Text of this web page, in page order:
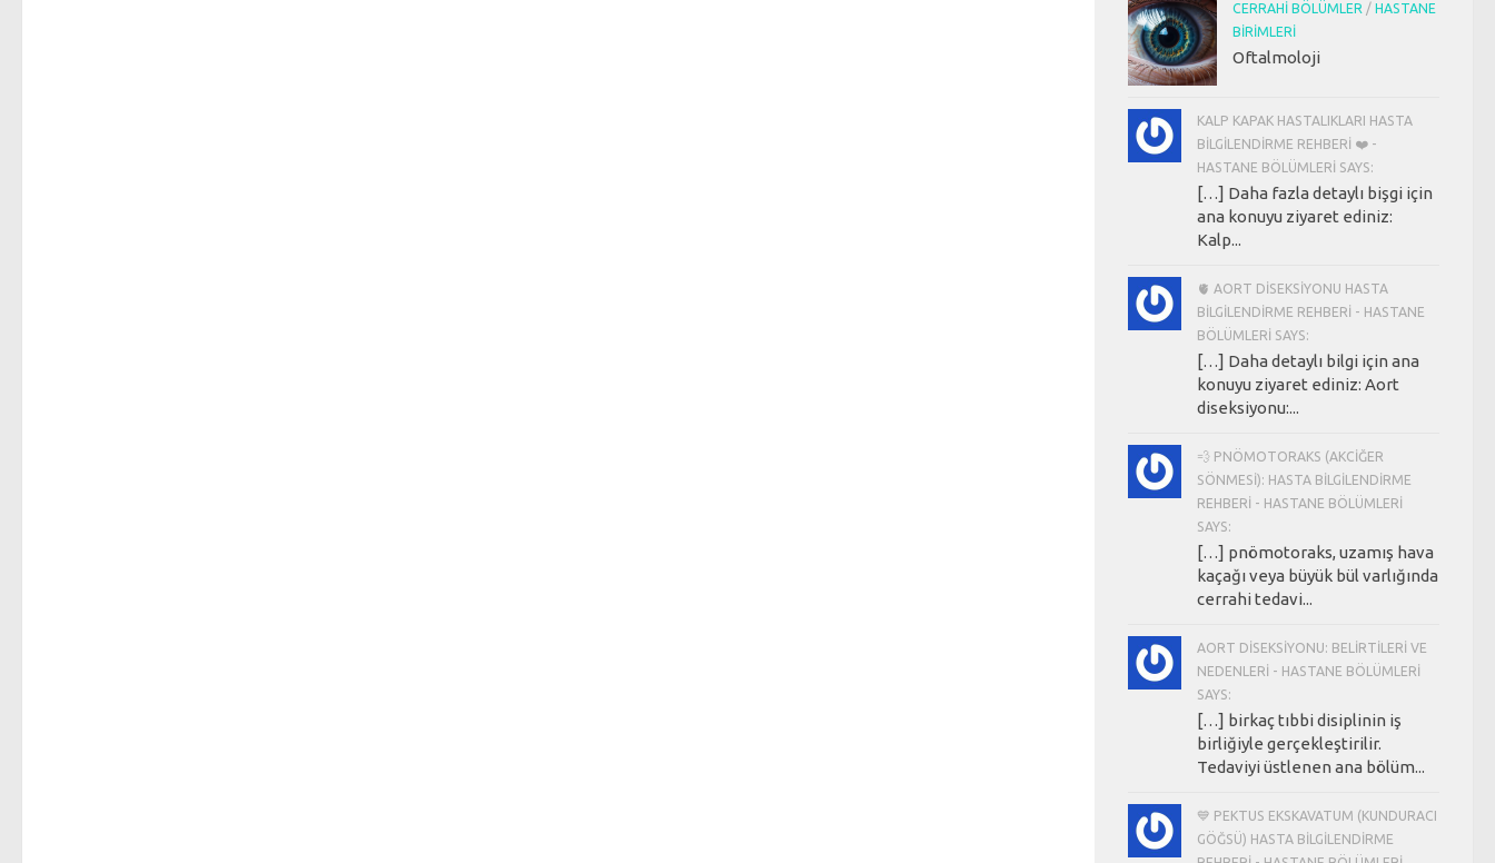
CERRAHI BÖLÜMLER / HASTANE
BIRIMLERI
Oftalmoloji
KALP KAPAK HASTALIKLARI HASTA
BILGILENDIRME REHBERI ❤️ -
HASTANE BÖLÜMLERI SAYS:
[…] Daha fazla detaylı bişgi için
ana konuyu ziyaret ediniz:
Kalp...
🫀 AORT DISEKSIYONU HASTA
BILGILENDIRME REHBERI - HASTANE
BÖLÜMLERI SAYS:
[…] Daha detaylı bilgi için ana
konuyu ziyaret ediniz: Aort
diseksiyonu:...
💨 PNÖMOTORAKS (AKCIĞER
SÖNMESI): HASTA BILGILENDIRME
REHBERI - HASTANE BÖLÜMLERI
SAYS:
[…] pnömotoraks, uzamış hava
kaçağı veya büyük bül varlığında
cerrahi tedavi...
AORT DISEKSIYONU: BELIRTILERI VE
NEDENLERI - HASTANE BÖLÜMLERI
SAYS:
[…] birkaç tıbbi disiplinin iş
birliğiyle gerçekleştirilir.
Tedaviyi üstlenen ana bölüm...
💙 PEKTUS EKSKAVATUM (KUNDURACI
GÖĞSÜ) HASTA BILGILENDIRME